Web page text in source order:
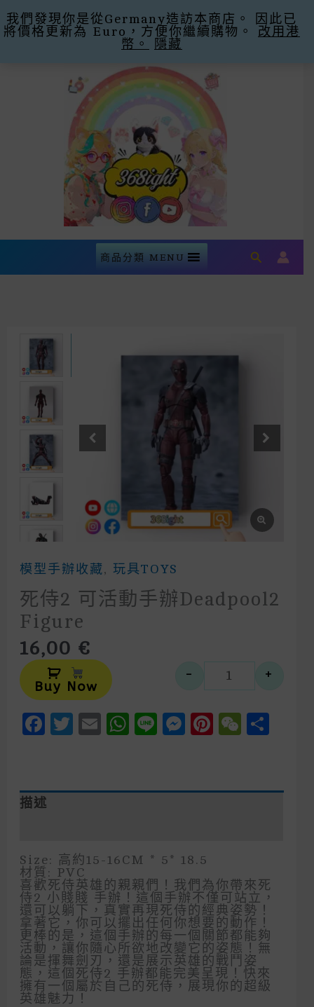
購滿$300即減$30運費 優惠碼Promo Code:
Free Shipping -30忽略
商品分類 MENU Search
模型手辦收藏, 玩具TOYS
死侍2 可活動手辦deadpool2
Figure
16,00 €
死侍2 可活
- +
Buy Now
Facebook
Twitter
EmailWhatsApp
LineMessenger
描述
Size: 高約15-16CM * 5* 18.5
材質: PVC
喜歡死侍英雄的親親們！我們為你帶來死
侍2 小賤賤 手辦！這個手辦不僅可站立，
還可以躺下，真實再現死侍的經典姿勢！
拿著它，你可以擺出任何你想要的動作！
更棒的是，這個手辦的每一個關節都能夠
活動，讓你隨心所欲地改變它的姿態！無
論是揮舞劍刃，還是展示英雄的戰鬥姿
態，這個死侍2 手辦都能完美呈現！快來
擁有一個屬於自己的死侍，展現你的超級
英雄魅力！
我們發現你是從Germany造訪本商店。 因此已
將價格更新為 Euro，方便你繼續購物。 改用港
幣。
隱藏